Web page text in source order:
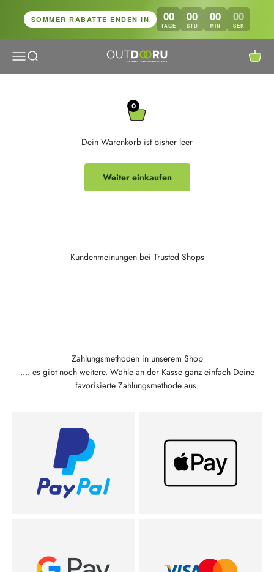
SOMMER RABATTE ENDEN IN 00
TAGE
00
STD
00
MIN
00
SEK
Navigationsmenü öffnen
Suche öffnen OutdoorU GmbH
0
Dein Warenkorb ist bisher leer
Weiter einkaufen
Kundenmeinungen bei Trusted Shops
Zahlungsmethoden in unserem Shop
.... es gibt noch weitere. Wähle an der Kasse ganz einfach Deine
favorisierte Zahlungsmethode aus.